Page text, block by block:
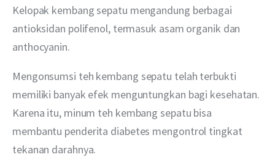
Kelopak kembang sepatu mengandung berbagai
antioksidan polifenol, termasuk asam organik dan
anthocyanin.
Mengonsumsi teh kembang sepatu telah terbukti
memiliki banyak efek menguntungkan bagi kesehatan.
Karena itu, minum teh kembang sepatu bisa
membantu penderita diabetes mengontrol tingkat
tekanan darahnya.